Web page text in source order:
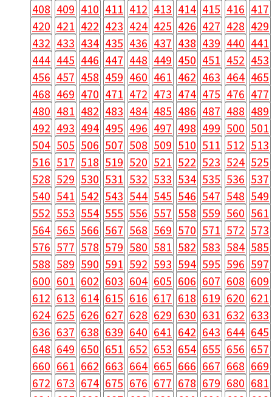
408 409 410 411 412 413 414 415 416 417
420 421 422 423 424 425 426 427 428 429
432 433 434 435 436 437 438 439 440 441
444 445 446 447 448 449 450 451 452 453
456 457 458 459 460 461 462 463 464 465
468 469 470 471 472 473 474 475 476 477
480 481 482 483 484 485 486 487 488 489
492 493 494 495 496 497 498 499 500 501
504 505 506 507 508 509 510 511 512 513
516 517 518 519 520 521 522 523 524 525
528 529 530 531 532 533 534 535 536 537
540 541 542 543 544 545 546 547 548 549
552 553 554 555 556 557 558 559 560 561
564 565 566 567 568 569 570 571 572 573
576 577 578 579 580 581 582 583 584 585
588 589 590 591 592 593 594 595 596 597
600 601 602 603 604 605 606 607 608 609
612 613 614 615 616 617 618 619 620 621
624 625 626 627 628 629 630 631 632 633
636 637 638 639 640 641 642 643 644 645
648 649 650 651 652 653 654 655 656 657
660 661 662 663 664 665 666 667 668 669
672 673 674 675 676 677 678 679 680 681